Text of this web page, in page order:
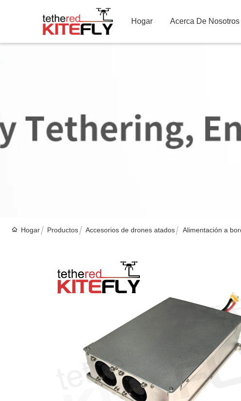
Hogar Acerca De Nosotros
Hogar Productos Accesorios de drones atados Alimentación a